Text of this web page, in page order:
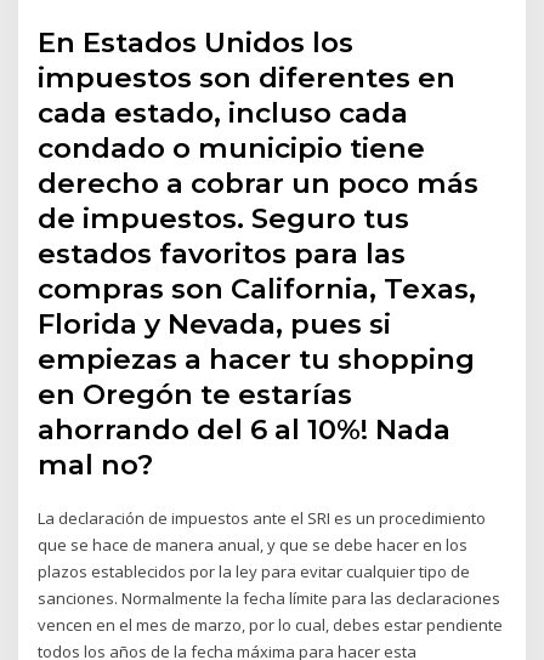
En Estados Unidos los
impuestos son diferentes en
cada estado, incluso cada
condado o municipio tiene
derecho a cobrar un poco más
de impuestos. Seguro tus
estados favoritos para las
compras son California, Texas,
Florida y Nevada, pues si
empiezas a hacer tu shopping
en Oregón te estarías
ahorrando del 6 al 10%! Nada
mal no?
La declaración de impuestos ante el SRI es un procedimiento
que se hace de manera anual, y que se debe hacer en los
plazos establecidos por la ley para evitar cualquier tipo de
sanciones. Normalmente la fecha límite para las declaraciones
vencen en el mes de marzo, por lo cual, debes estar pendiente
todos los años de la fecha máxima para hacer esta